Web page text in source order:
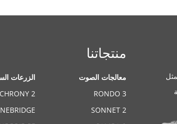
منتجاتنا
معالجات الصوت
RONDO 3
SONNET 2
الزرعات
2